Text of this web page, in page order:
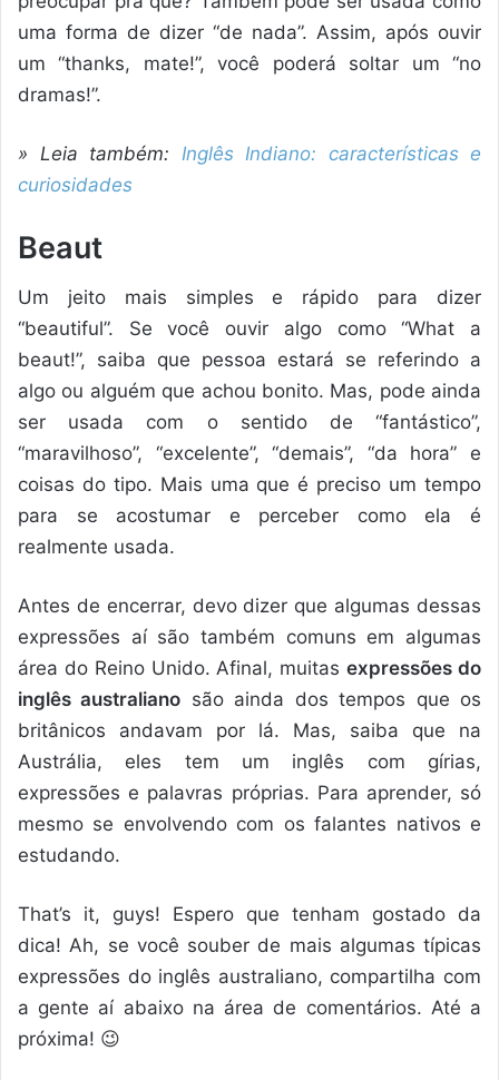
uma forma de dizer “de nada”. Assim, após ouvir
um “thanks, mate!”, você poderá soltar um “no
dramas!”.
» Leia também: Inglês Indiano: características e
curiosidades
Beaut
Um jeito mais simples e rápido para dizer
“beautiful”. Se você ouvir algo como “What a
beaut!”, saiba que pessoa estará se referindo a
algo ou alguém que achou bonito. Mas, pode ainda
ser usada com o sentido de “fantástico”,
“maravilhoso”, “excelente”, “demais”, “da hora” e
coisas do tipo. Mais uma que é preciso um tempo
para se acostumar e perceber como ela é
realmente usada.
Antes de encerrar, devo dizer que algumas dessas
expressões aí são também comuns em algumas
área do Reino Unido. Afinal, muitasexpressões do
inglês australiano são ainda dos tempos que os
britânicos andavam por lá. Mas, saiba que na
Austrália, eles tem um inglês com gírias,
expressões e palavras próprias. Para aprender, só
mesmo se envolvendo com os falantes nativos e
estudando.
That’s it, guys! Espero que tenham gostado da
dica! Ah, se você souber de mais algumas típicas
expressões do inglês australiano, compartilha com
a gente aí abaixo na área de comentários. Até a
próxima! 😉